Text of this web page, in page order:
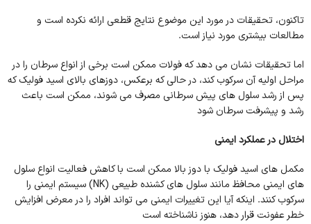
تاکنون، تحقیقات در مورد این موضوع نتایج قطعی ارائه نکرده است و
مطالعات بیشتری مورد نیاز است.
اما تحقیقات نشان می دهد که فولات ممکن است برخی از انواع سرطان را در
مراحل اولیه آن سرکوب کند، در حالی که برعکس، دوزهای بالای اسید فولیک که
پس از رشد سلول های پیش سرطانی مصرف می شوند، ممکن است باعث
رشد و پیشرفت سرطان شود
اختلال در عملکرد ایمنی
مکمل های اسید فولیک با دوز بالا ممکن است با کاهش فعالیت انواع سلول
های ایمنی محافظ مانند سلول های کشنده طبیعی (NK) سیستم ایمنی را
سرکوب کنند. اینکه آیا این تغییرات ایمنی می تواند افراد را در معرض افزایش
خطر عفونت قرار دهد، هنوز ناشناخته است